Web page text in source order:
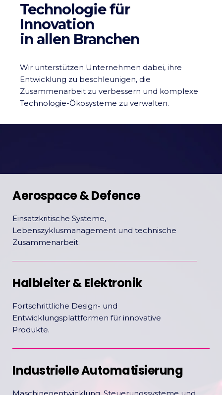
Technologie für
Innovation
in allen Branchen
Wir unterstützen Unternehmen dabei, ihre
Entwicklung zu beschleunigen, die
Zusammenarbeit zu verbessern und komplexe
Technologie-Ökosysteme zu verwalten.
Aerospace & Defence
Einsatzkritische Systeme,
Lebenszyklusmanagement und technische
Zusammenarbeit.
Halbleiter & Elektronik
Fortschrittliche Design- und
Entwicklungsplattformen für innovative
Produkte.
Industrielle Automatisierung